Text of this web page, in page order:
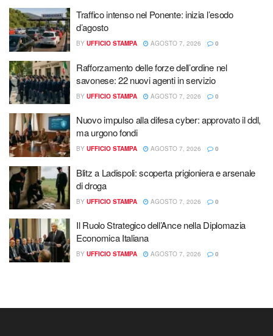
Traffico intenso nel Ponente: inizia l’esodo
d’agosto
BY UFFICIO STAMPA AGOSTO 7, 2026 0
Rafforzamento delle forze dell’ordine nel
savonese: 22 nuovi agenti in servizio
BY UFFICIO STAMPA AGOSTO 7, 2026 0
Nuovo impulso alla difesa cyber: approvato il ddl,
ma urgono fondi
BY UFFICIO STAMPA AGOSTO 7, 2026 0
Blitz a Ladispoli: scoperta prigioniera e arsenale
di droga
BY UFFICIO STAMPA AGOSTO 7, 2026 0
Il Ruolo Strategico dell’Ance nella Diplomazia
Economica Italiana
BY UFFICIO STAMPA AGOSTO 7, 2026 0